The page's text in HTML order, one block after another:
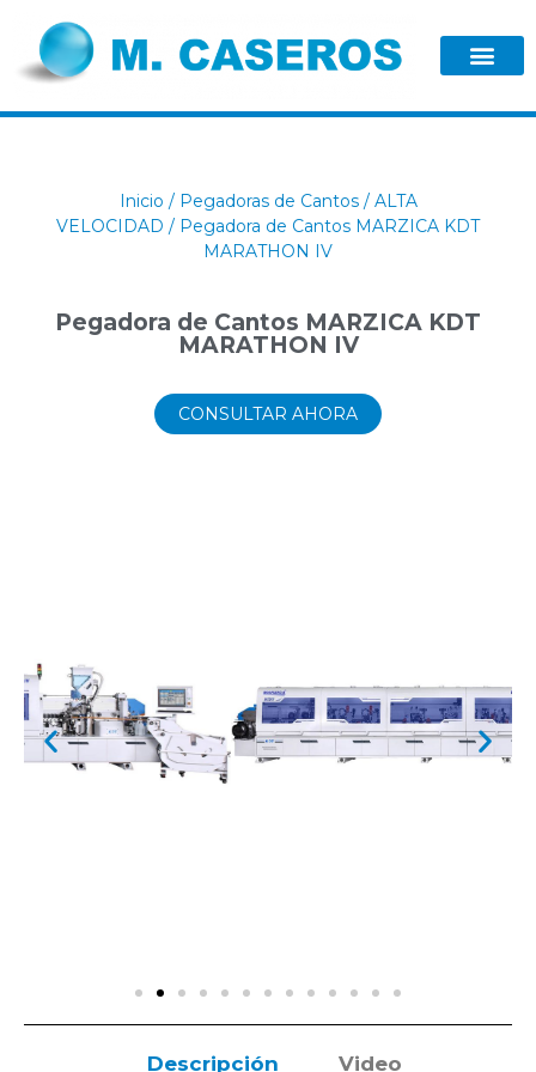
Inicio / Pegadoras de Cantos/ ALTA
VELOCIDAD / Pegadora de Cantos MARZICA KDT
MARATHON IV
Pegadora de Cantos MARZICA KDT
MARATHON IV
CONSULTAR AHORA
Descripción Video